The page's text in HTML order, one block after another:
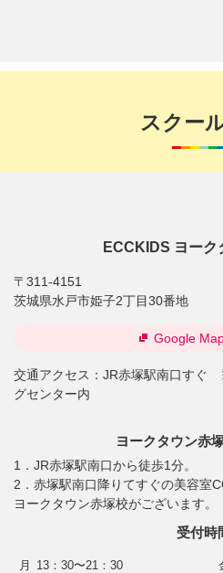
スクー
ECCKIDS ヨーク
〒311-4151
茨城県水戸市姫子2丁目30番地
交通アクセス： JR赤塚駅南口すぐ
グセンター内
Google
ヨークタウン赤
1．JR赤塚駅南口から徒歩1分。
2．赤塚駅南口降りてすぐの美容室
ヨークタウン赤塚校がございます。
受付時
月
13：30〜21：30